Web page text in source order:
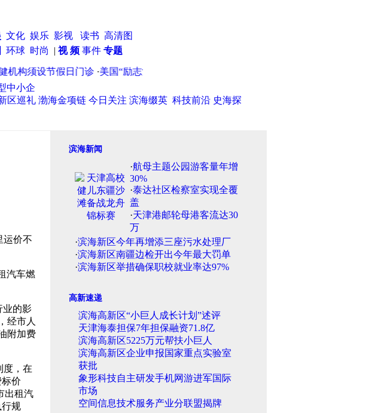
文化 娱乐 影视 读书 高清图
环球 时尚 | 视 频事件 专题
构须设节假日门诊·美国“励志女”22岁失忆 45岁重新大学毕业
区巡礼 渤海金项链 今日关注 滨海缀英 科技前沿 史海探
运价不
汽车燃
业的影
经市人
附加费
，在
价
出租汽
规
滨海新闻
·航母主题公园游客量年增
30%
·泰达社区检察室实现全覆
盖
·天津港邮轮母港客流达30
万
·滨海新区今年再增添三座污水处理厂
·滨海新区南疆边检开出今年最大罚单
·滨海新区举措确保职校就业率达97%
高新速递
滨海高新区“小巨人成长计划”述评
天津海泰担保7年担保融资71.8亿
滨海高新区5225万元帮扶小巨人
滨海高新区企业申报国家重点实验室
获批
象形科技自主研发手机网游进军国际
市场
空间信息技术服务产业分联盟揭牌